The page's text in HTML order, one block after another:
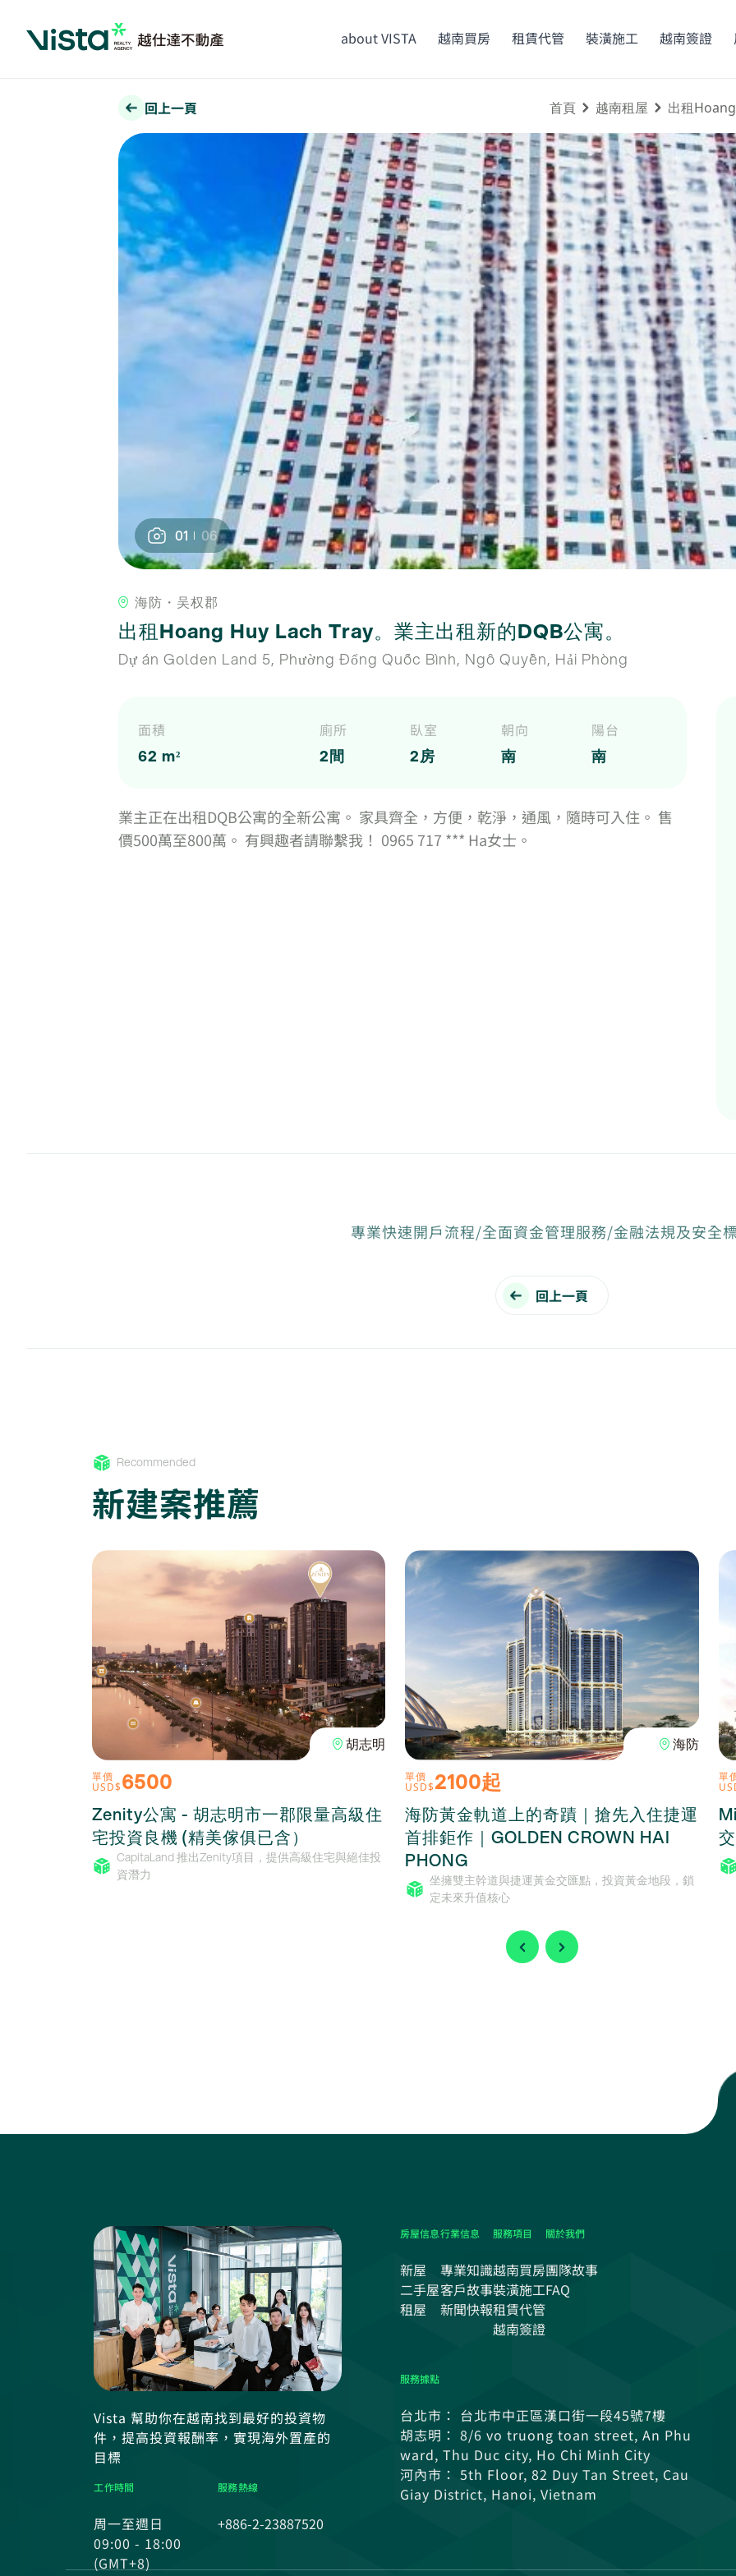
about VISTA 越南買房 租賃代管 裝潢施工 越南簽證
回上一頁 首頁 越南租屋 出租
01 06
海防・吴权郡
出租Hoang Huy Lach Tray。業主出租新的DQB公寓。
Dự án Golden Land 5, Phường Đổng Quốc Bình, Ngô Quyền, Hải Phòng
面積
62 m²
廁所
2間
臥室
2房
朝向
南
陽台
南
業主正在出租DQB公寓的全新公寓。 家具齊全，方便，乾淨，通風，隨時可入住。 售
價500萬至800萬。 有興趣者請聯繫我！ 0965 717 *** Ha女士。
專業快速開戶流程/全面資金管理服務/金融法規及安全
回上一頁
Recommended
新建案推薦
胡志明
單價
USD$6500
Zenity公寓 - 胡志明市一郡限量高級住
宅投資良機 (精美傢俱已含）
CapitaLand 推出Zenity項目，提供高級住宅與絕佳投
資潛力
海防
單價
USD$2100起
海防黃金軌道上的奇蹟｜搶先入住捷運
首排鉅作｜GOLDEN CROWN HAI
PHONG
坐擁雙主幹道與捷運黃金交匯點，投資黃金地段，鎖
定未來升值核心
單
Vista 幫助你在越南找到最好的投資物
件，提高投資報酬率，實現海外置產的
目標
工作時間
周一至週日
09:00 - 18:00
(GMT+8)
服務熱線
+886-2-23887520
房屋信息
新屋
二手屋
租屋
行業信息
專業知識
客戶故事
新聞快報
服務項目
越南買房
裝潢施工
租賃代管
越南簽證
關於我們
團隊故事
FAQ
服務據點
台北市： 台北市中正區漢口街一段45號7樓
胡志明： 8/6 vo truong toan street, An Phu
ward, Thu Duc city, Ho Chi Minh City
河內市： 5th Floor, 82 Duy Tan Street, Cau
Giay District, Hanoi, Vietnam